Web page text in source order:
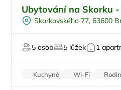
Turistika
Cykloturistika
Dlouhodobé pronájmy pro
Ubytování na Skorku
Skorkovského 77, 63600
5 osob 5 lůžek 1
Kuchyně Wi-Fi
Zatemňující žaluzie